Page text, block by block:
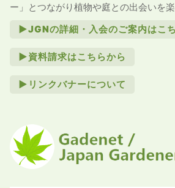
ー」とつながり植物や庭との出会いを楽
►JGNの詳細・入会のご案内はこ
►資料請求はこちらから
►リンクバナーについて